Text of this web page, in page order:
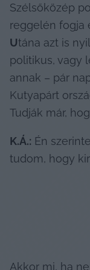
Szélsőközép
reggelén fogja
Utána azt is
politikus, vagy
annak – pár
Kutyapárt
Tudják már,
K.Á.: Én
tudom, hogy
Akkor mi, ha